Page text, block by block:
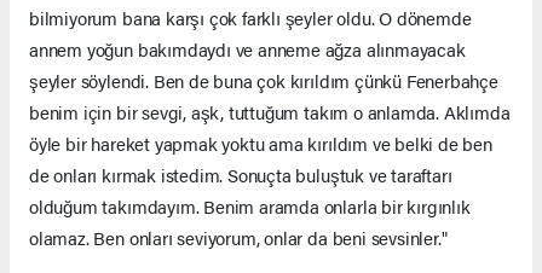
bilmiyorum bana karşı çok farklı şeyler oldu. O dönemde
annem yoğun bakımdaydı ve anneme ağza alınmayacak
şeyler söylendi. Ben de buna çok kırıldım çünkü Fenerbahçe
benim için bir sevgi, aşk, tuttuğum takım o anlamda. Aklımda
öyle bir hareket yapmak yoktu ama kırıldım ve belki de ben
de onları kırmak istedim. Sonuçta buluştuk ve taraftarı
olduğum takımdayım. Benim aramda onlarla bir kırgınlık
olamaz. Ben onları seviyorum, onlar da beni sevsinler."